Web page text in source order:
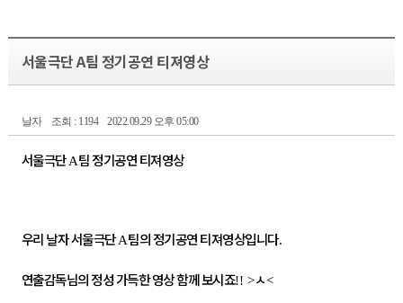
서울극단 A팀 정기공연 티져영상
날자 조회 : 1194 2022.09.29 오후 05:00
서울극단A팀 정기공연 티져영상
우리 날자 서울극단A팀의 정기공연 티져영상입니다.
연출감독님의 정성 가득한 영상 함께 보시죠!! >ㅅ<